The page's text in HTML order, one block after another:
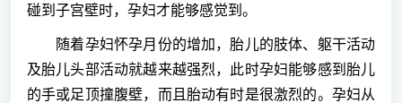
碰到子宫壁时，孕妇才能够感觉到。
随着孕妇怀孕月份的增加，胎儿的肢体、躯干活动
及胎儿头部活动就越来越强烈，此时孕妇能够感到胎儿
的手或足顶撞腹壁，而且胎动有时是很激烈的。孕妇从